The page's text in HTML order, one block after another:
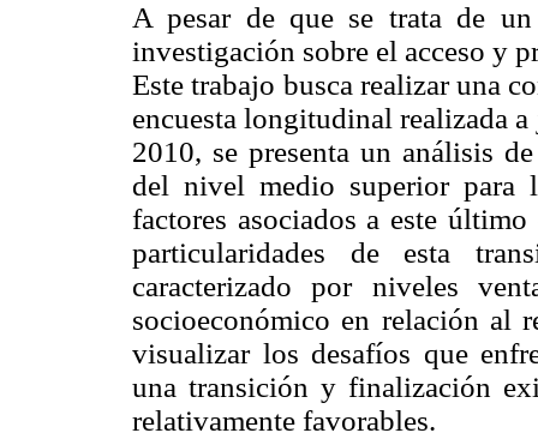
A pesar de que se trata de
investigación sobre el acceso y
Este trabajo busca realizar una
encuesta longitudinal realizada
2010, se presenta un análisis
del nivel medio superior para
factores asociados a este
particularidades de esta
caracterizado por niveles
socioeconómico en relación al
visualizar los desafíos que
una transición y finalización
relativamente favorables.